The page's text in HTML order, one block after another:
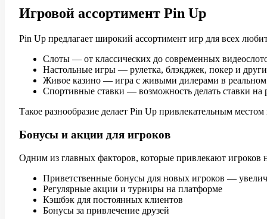
Игровой ассортимент Pin Up
Pin Up предлагает широкий ассортимент игр для всех
Слоты — от классических до современных
Настольные игры — рулетка, блэкджек, покер и
Живое казино — игра с живыми дилерами в
Спортивные ставки — возможность делать ставки
Такое разнообразие делает Pin Up привлекательным
Бонусы и акции для игроков
Одним из главных факторов, которые привлекают игроков
Приветственные бонусы для новых игроков —
Регулярные акции и турниры на платформе
Кэшбэк для постоянных клиентов
Бонусы за привлечение друзей